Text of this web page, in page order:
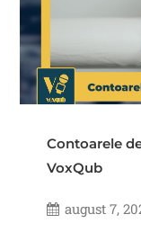
Contoarele
VoxQub
august 7,